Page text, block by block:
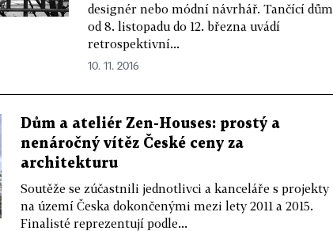
designér nebo módní návrhář. Tančící dům
od 8. listopadu do 12. března uvádí
retrospektivní...
10. 11. 2016
Dům a ateliér Zen-Houses: prostý a
nenáročný vítěz České ceny za
architekturu
Soutěže se zúčastnili jednotlivci a kanceláře s projekty
na území Česka dokončenými mezi lety 2011 a 2015.
Finalisté reprezentují podle...